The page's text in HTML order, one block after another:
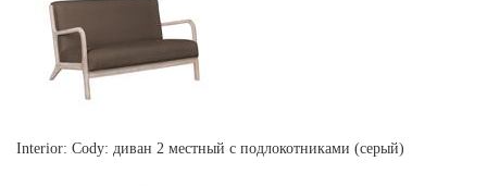
Interior: Cody: диван 2 местный с подлокотниками (серый)